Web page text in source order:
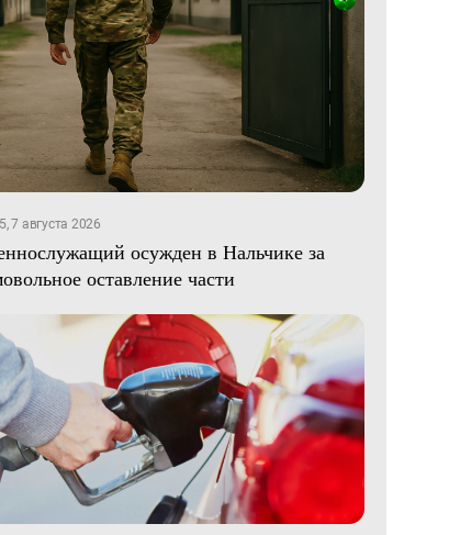
7 августа 2026
осужден в Нальчике за
оставление части